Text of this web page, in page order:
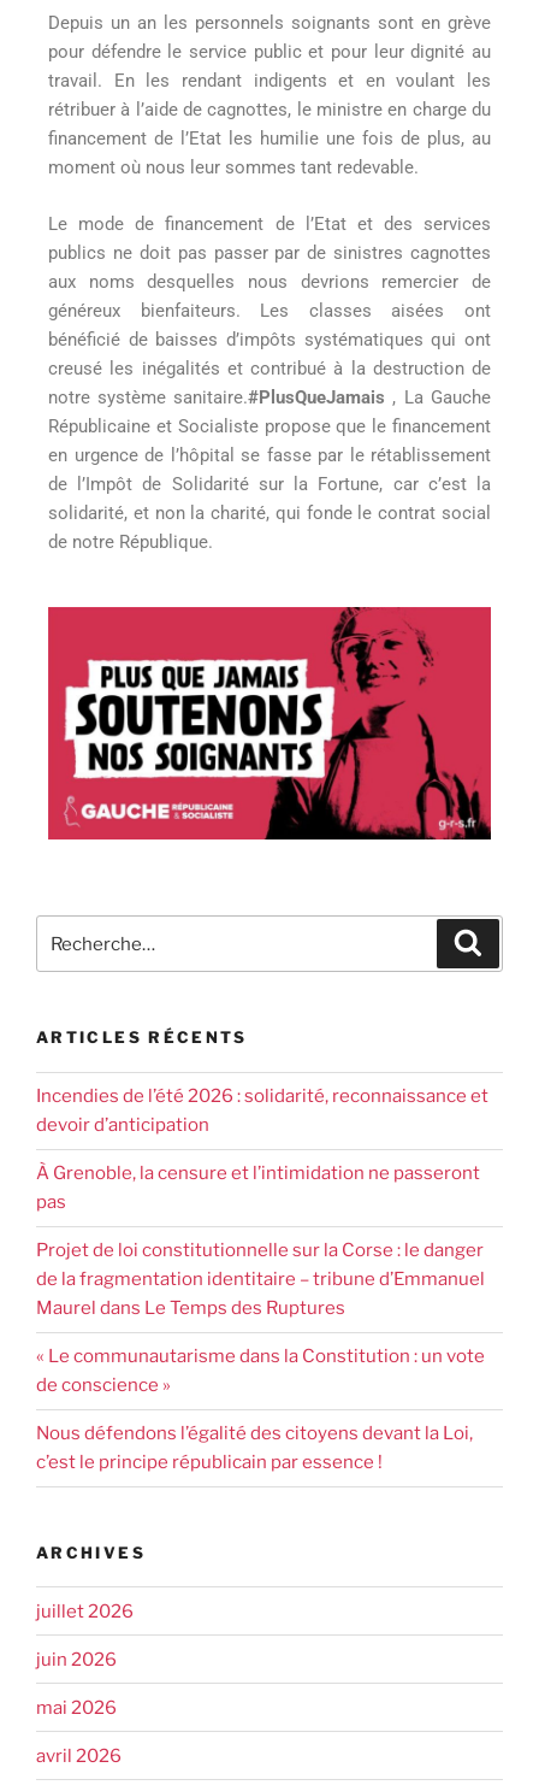
Depuis un an les personnels soignants sont en grève
pour défendre le service public et pour leur dignité au
travail. En les rendant indigents et en voulant les
rétribuer à l’aide de cagnottes, le ministre en charge du
financement de l’Etat les humilie une fois de plus, au
moment où nous leur sommes tant redevable.
Le mode de financement de l’Etat et des services
publics ne doit pas passer par de sinistres cagnottes
aux noms desquelles nous devrions remercier de
généreux bienfaiteurs. Les classes aisées ont
bénéficié de baisses d’impôts systématiques qui ont
creusé les inégalités et contribué à la destruction de
notre système sanitaire.#PlusQueJamais , La Gauche
Républicaine et Socialiste propose que le financement
en urgence de l’hôpital se fasse par le rétablissement
de l’Impôt de Solidarité sur la Fortune, car c’est la
solidarité, et non la charité, qui fonde le contrat social
de notre République.
ARTICLES RÉCENTS
Incendies de l’été 2026 : solidarité, reconnaissance et
devoir d’anticipation
À Grenoble, la censure et l’intimidation ne passeront
pas
Projet de loi constitutionnelle sur la Corse : le danger
de la fragmentation identitaire – tribune d’Emmanuel
Maurel dans Le Temps des Ruptures
« Le communautarisme dans la Constitution : un vote
de conscience »
Nous défendons l’égalité des citoyens devant la Loi,
c’est le principe républicain par essence !
ARCHIVES
juillet 2026
juin 2026
mai 2026
avril 2026